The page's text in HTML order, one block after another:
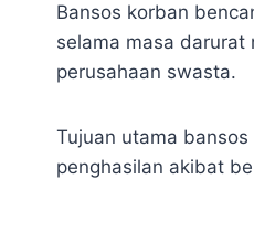
Bansos korban
selama masa darurat
perusahaan swasta.
Tujuan utama
penghasilan akibat